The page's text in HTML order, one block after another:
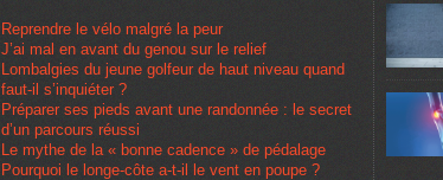
Reprendre le vélo malgré la peur
J’ai mal en avant du genou sur le relief
Lombalgies du jeune golfeur de haut niveau quand
faut-il s’inquiéter ?
Préparer ses pieds avant une randonnée : le secret
d’un parcours réussi
Le mythe de la « bonne cadence » de pédalage
Pourquoi le longe-côte a-t-il le vent en poupe ?